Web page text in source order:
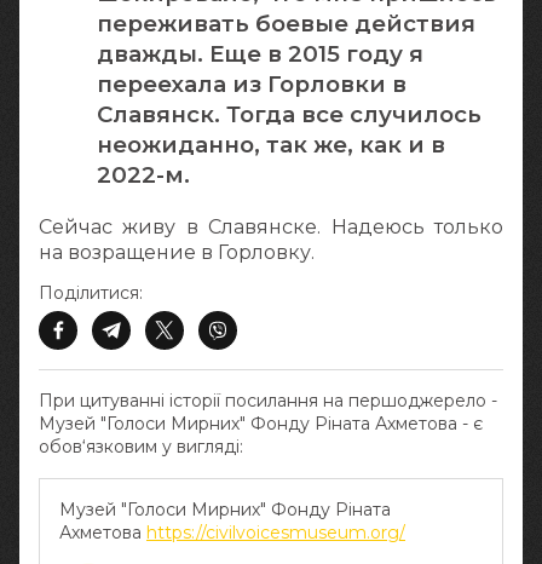
переживать боевые действия
дважды. Еще в 2015 году я
переехала из Горловки в
Славянск. Тогда все случилось
неожиданно, так же, как и в
2022-м.
Сейчас живу в Славянске. Надеюсь только
на возращение в Горловку.
При цитуванні історії посилання на першоджерело -
Музей "Голоси Мирних" Фонду Ріната Ахметова - є
обов‘язковим у вигляді:
Музей "Голоси Мирних" Фонду Ріната
Ахметова https://civilvoicesmuseum.org/
Поділитися: